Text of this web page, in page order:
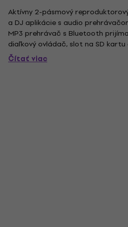
Aktívny 2-pásmový
a DJ aplikácie s audio
MP3 prehrávač s Bluetooth
diaľkový ovládač, slot na SD
hudbu bezdrôtovo zo svojho
smartfón, tablet) cez Bluetooth.
Čítať viac